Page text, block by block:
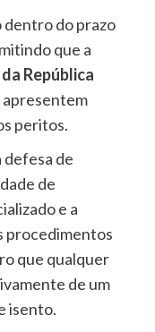
dentro do prazo
que a
República
peritos.
defesa de
de
e a
procedimentos
que qualquer
de um
isento.